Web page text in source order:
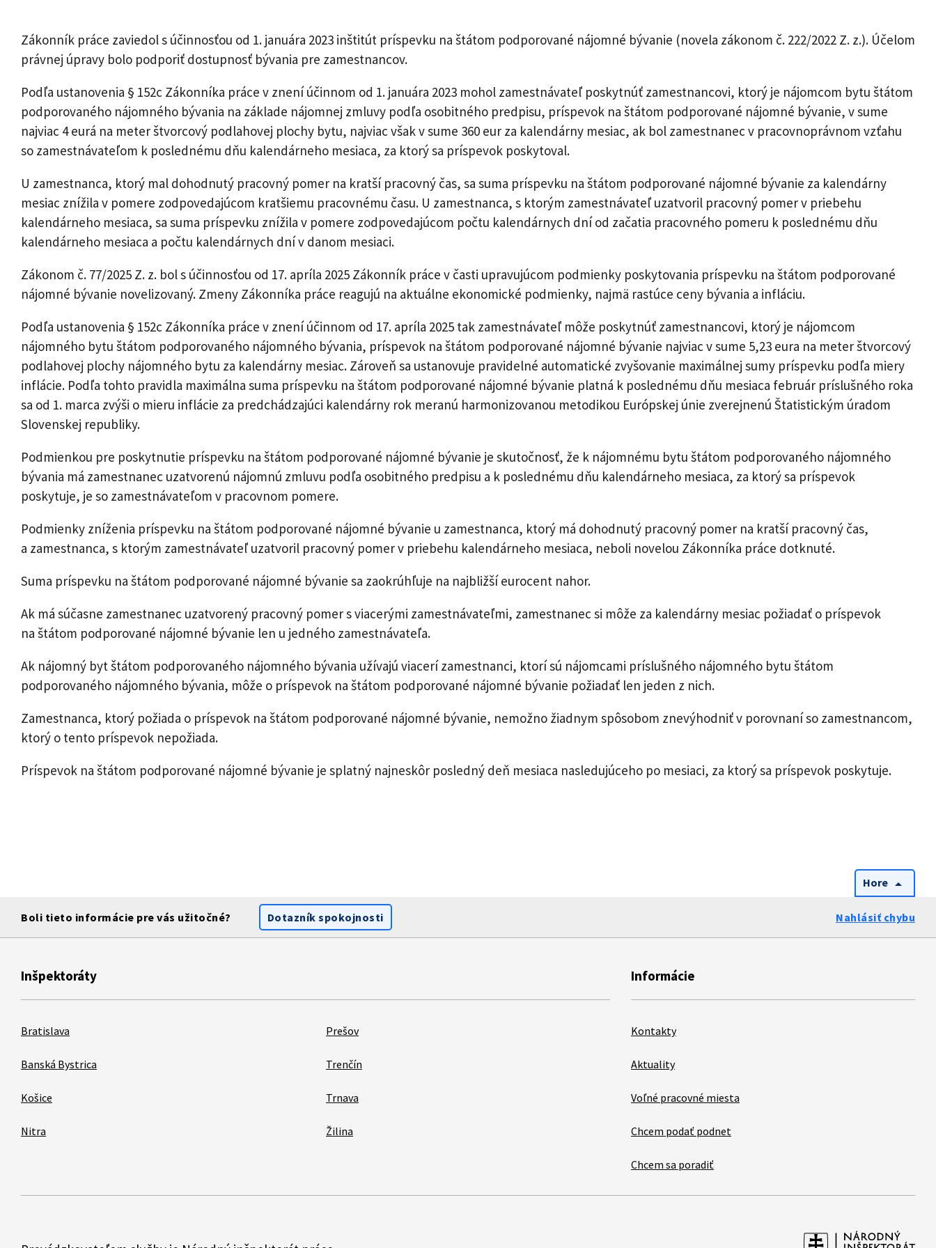
Zákonník práce zaviedol s účinnosťou od 1. januára 2023 inštitút príspevku na štátom podporované nájomné bývanie (novela zákonom č. 222/2022 Z. z.). Účelom
právnej úpravy bolo podporiť dostupnosť bývania pre zamestnancov.
Podľa ustanovenia § 152c Zákonníka práce v znení účinnom od 1. januára 2023 mohol zamestnávateľ poskytnúť zamestnancovi, ktorý je nájomcom bytu štátom
podporovaného nájomného bývania na základe nájomnej zmluvy podľa osobitného predpisu, príspevok na štátom podporované nájomné bývanie, v sume
najviac 4 eurá na meter štvorcový podlahovej plochy bytu, najviac však v sume 360 eur za kalendárny mesiac, ak bol zamestnanec v pracovnoprávnom vzťahu
so zamestnávateľom k poslednému dňu kalendárneho mesiaca, za ktorý sa príspevok poskytoval.
U zamestnanca, ktorý mal dohodnutý pracovný pomer na kratší pracovný čas, sa suma príspevku na štátom podporované nájomné bývanie za kalendárny
mesiac znížila v pomere zodpovedajúcom kratšiemu pracovnému času. U zamestnanca, s ktorým zamestnávateľ uzatvoril pracovný pomer v priebehu
kalendárneho mesiaca, sa suma príspevku znížila v pomere zodpovedajúcom počtu kalendárnych dní od začatia pracovného pomeru k poslednému dňu
kalendárneho mesiaca a počtu kalendárnych dní v danom mesiaci.
Zákonom č. 77/2025 Z. z. bol s účinnosťou od 17. apríla 2025 Zákonník práce v časti upravujúcom podmienky poskytovania príspevku na štátom podporované
nájomné bývanie novelizovaný. Zmeny Zákonníka práce reagujú na aktuálne ekonomické podmienky, najmä rastúce ceny bývania a infláciu.
Podľa ustanovenia § 152c Zákonníka práce v znení účinnom od 17. apríla 2025 tak zamestnávateľ môže poskytnúť zamestnancovi, ktorý je nájomcom
nájomného bytu štátom podporovaného nájomného bývania, príspevok na štátom podporované nájomné bývanie najviac v sume 5,23 eura na meter štvorcový
podlahovej plochy nájomného bytu za kalendárny mesiac. Zároveň sa ustanovuje pravidelné automatické zvyšovanie maximálnej sumy príspevku podľa miery
inflácie. Podľa tohto pravidla maximálna suma príspevku na štátom podporované nájomné bývanie platná k poslednému dňu mesiaca február príslušného roka
sa od 1. marca zvýši o mieru inflácie za predchádzajúci kalendárny rok meranú harmonizovanou metodikou Európskej únie zverejnenú Štatistickým úradom
Slovenskej republiky.
Podmienkou pre poskytnutie príspevku na štátom podporované nájomné bývanie je skutočnosť, že k nájomnému bytu štátom podporovaného nájomného
bývania má zamestnanec uzatvorenú nájomnú zmluvu podľa osobitného predpisu a k poslednému dňu kalendárneho mesiaca, za ktorý sa príspevok
poskytuje, je so zamestnávateľom v pracovnom pomere.
Podmienky zníženia príspevku na štátom podporované nájomné bývanie u zamestnanca, ktorý má dohodnutý pracovný pomer na kratší pracovný čas,
a zamestnanca, s ktorým zamestnávateľ uzatvoril pracovný pomer v priebehu kalendárneho mesiaca, neboli novelou Zákonníka práce dotknuté.
Suma príspevku na štátom podporované nájomné bývanie sa zaokrúhľuje na najbližší eurocent nahor.
Ak má súčasne zamestnanec uzatvorený pracovný pomer s viacerými zamestnávateľmi, zamestnanec si môže za kalendárny mesiac požiadať o príspevok
na štátom podporované nájomné bývanie len u jedného zamestnávateľa.
Ak nájomný byt štátom podporovaného nájomného bývania užívajú viacerí zamestnanci, ktorí sú nájomcami príslušného nájomného bytu štátom
podporovaného nájomného bývania, môže o príspevok na štátom podporované nájomné bývanie požiadať len jeden z nich.
Zamestnanca, ktorý požiada o príspevok na štátom podporované nájomné bývanie, nemožno žiadnym spôsobom znevýhodniť v porovnaní so zamestnancom,
ktorý o tento príspevok nepožiada.
Príspevok na štátom podporované nájomné bývanie je splatný najneskôr posledný deň mesiaca nasledujúceho po mesiaci, za ktorý sa príspevok poskytuje.
Hore arrow_drop_up
Boli tieto informácie pre vás užitočné? Dotazník spokojnosti Nahlásiť chybu
Inšpektoráty
Bratislava
Banská Bystrica
Košice
Nitra
Prešov
Trenčín
Trnava
Žilina
Informácie
Kontakty
Aktuality
Voľné pracovné miesta
Chcem podať podnet
Chcem sa poradiť